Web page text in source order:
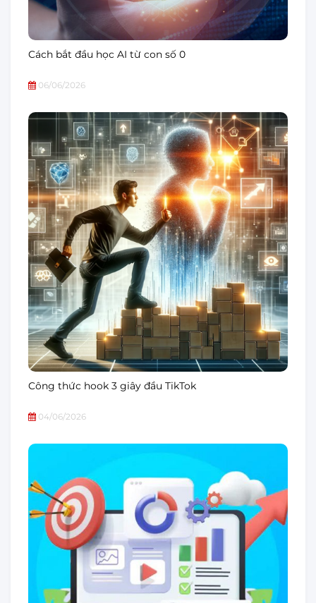
Cách bắt đầu học AI từ con số 0
06/06/2026
Công thức hook 3 giây đầu TikTok
04/06/2026